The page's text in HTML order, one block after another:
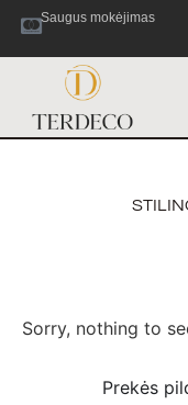
Saugus mokėjimas
Sorry, nothing to
Prekės